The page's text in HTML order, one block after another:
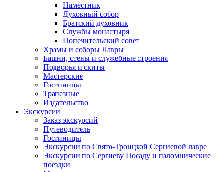
Наместник
Духовный собор
Братский духовник
Службы монастыря
Попечительский совет
Храмы и соборы Лавры
Башни, стены и служебные строения
Подворья и скиты
Мастерские
Гостиницы
Трапезные
Издательство
Экскурсии
Заказ экскурсий
Путеводитель
Гостиницы
Экскурсии по Свято-Троицкой Сергиевой лавре
Экскурсии по Сергиеву Посаду и паломнические
поездки